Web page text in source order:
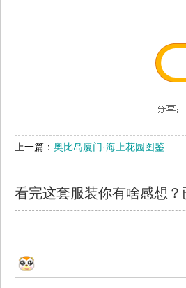
上一篇： 奥比岛厦门·海上花园图鉴
看完这套服装你有啥感想？